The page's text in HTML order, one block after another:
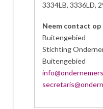
3334LB, 3336LD,
Neem contact op
Buitengebied
Stichting
Buitengebied